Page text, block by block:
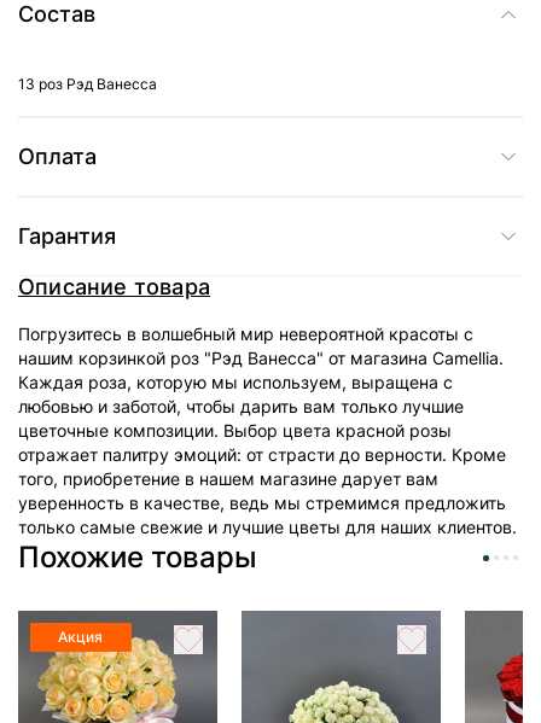
Состав
13 роз Рэд Ванесса
Оплата
Гарантия
Описание товара
Погрузитесь в волшебный мир невероятной красоты с
нашим корзинкой роз "Рэд Ванесса" от магазина Camellia.
Каждая роза, которую мы используем, выращена с
любовью и заботой, чтобы дарить вам только лучшие
цветочные композиции. Выбор цвета красной розы
отражает палитру эмоций: от страсти до верности. Кроме
того, приобретение в нашем магазине дарует вам
уверенность в качестве, ведь мы стремимся предложить
только самые свежие и лучшие цветы для наших клиентов.
Похожие товары
Акция